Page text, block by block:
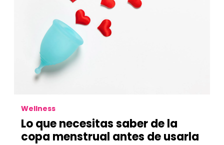
Wellness
Lo que necesitas saber de la
copa menstrual antes de usarla